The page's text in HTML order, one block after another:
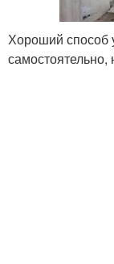
Хороший способ
самостоятельно,